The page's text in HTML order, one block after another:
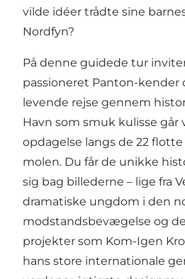
vilde idéer trådte sine
Nordfyn?
På denne guidede tur
passioneret Panton-kender
levende rejse gennem
Havn som smuk kulisse går
opdagelse langs de 22
molen. Du får de unikke
sig bag billederne – lige fra
dramatiske ungdom i den
modstandsbevægelse og
projekter som Kom-Igen
hans store internationale